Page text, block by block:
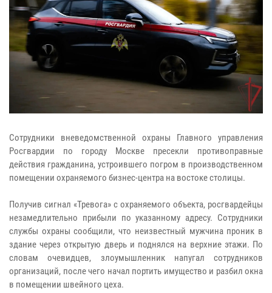
Сотрудники вневедомственной охраны Главного управления
Росгвардии по городу Москве пресекли противоправные
действия гражданина, устроившего погром в производственном
помещении охраняемого бизнес-центра на востоке столицы.
Получив сигнал «Тревога» с охраняемого объекта, росгвардейцы
незамедлительно прибыли по указанному адресу. Сотрудники
службы охраны сообщили, что неизвестный мужчина проник в
здание через открытую дверь и поднялся на верхние этажи. По
словам очевидцев, злоумышленник напугал сотрудников
организаций, после чего начал портить имущество и разбил окна
в помещении швейного цеха.